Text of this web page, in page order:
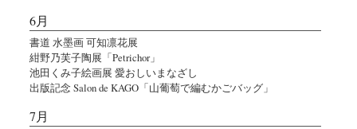
6月
書道 水墨画 可知凛花展
紺野乃芙子陶展「Petrichor」
池田くみ子絵画展 愛おしいまなざし
出版記念 Salon de KAGO「山葡萄で編むかごバッグ」
7月